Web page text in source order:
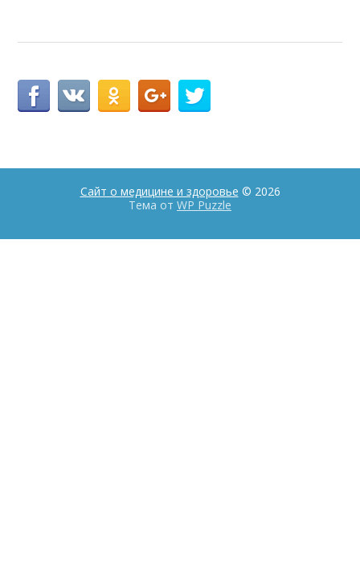
Сайт о медицине и здоровье © 2026
Тема от WP Puzzle